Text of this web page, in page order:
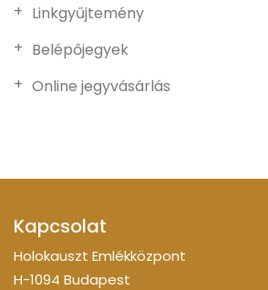
Linkgyűjtemény
Belépőjegyek
Online jegyvásárlás
Kapcsolat
Holokauszt Emlékközpont
H-1094 Budapest